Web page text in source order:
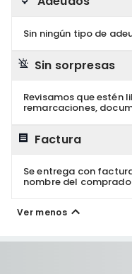
Sin ningún tipo de
Sin sorpresas
Revisamos que estén
remarcaciones,
Factura
Se entrega con
nombre del
Ver menos